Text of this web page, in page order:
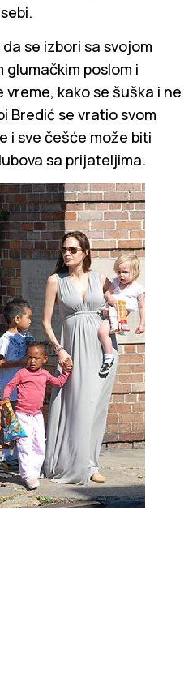
se izbori sa svojom
poslom i
kako se šuška i ne
Bredić se vratio svom
i sve češće može biti
sa prijateljima.